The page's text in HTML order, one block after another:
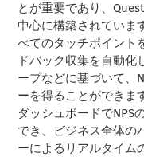
とが重要であり、
中心に構築されていま
べてのタッチポイント
ドバック収集を自動
ープなどに基づいて、
ーを得ることができま
ダッシュボードでNPS
でき、ビジネス全体の
ーによるリアルタイム